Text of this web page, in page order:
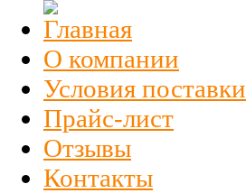
О компании
Условия поставки
Прайс-лист
Отзывы
Контакты